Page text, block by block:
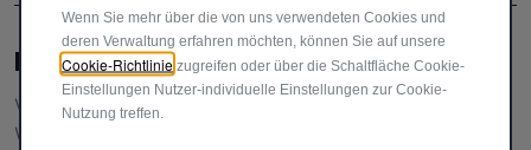
BRAUCHEN SIE HILFE?
VERKAUFSBERATUNG​:
Werktags Montag - Freitag: 09:00 – 18:00 Uhr
Wenn Sie mehr über die von uns verwendeten Cookies und
deren Verwaltung erfahren möchten, können Sie auf unsere
Cookie-Richtlinie zugreifen oder über die Schaltfläche Cookie-
Einstellungen Nutzer-individuelle Einstellungen zur Cookie-
Nutzung treffen.